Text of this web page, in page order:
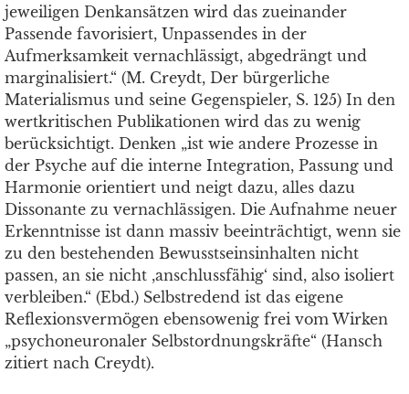
jeweiligen Denkansätzen wird das zueinander
Passende favorisiert, Unpassendes in der
Aufmerksamkeit vernachlässigt, abgedrängt und
marginalisiert.“ (M. Creydt, Der bürgerliche
Materialismus und seine Gegenspieler, S. 125) In den
wertkritischen Publikationen wird das zu wenig
berücksichtigt. Denken „ist wie andere Prozesse in
der Psyche auf die interne Integration, Passung und
Harmonie orientiert und neigt dazu, alles dazu
Dissonante zu vernachlässigen. Die Aufnahme neuer
Erkenntnisse ist dann massiv beeinträchtigt, wenn sie
zu den bestehenden Bewusstseinsinhalten nicht
passen, an sie nicht ,anschlussfähig‘ sind, also isoliert
verbleiben.“ (Ebd.) Selbstredend ist das eigene
Reflexionsvermögen ebensowenig frei vom Wirken
„psychoneuronaler Selbstordnungskräfte“ (Hansch
zitiert nach Creydt).